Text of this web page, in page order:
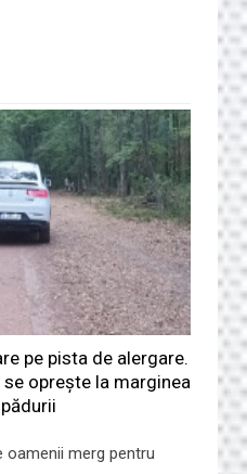
pe pista de alergare.
oprește la marginea
pădurii
oamenii merg pentru